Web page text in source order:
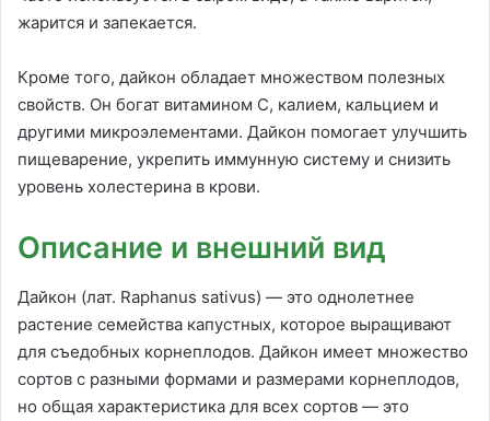
жарится и запекается.
Кроме того, дайкон обладает множеством полезных
свойств. Он богат витамином С, калием, кальцием и
другими микроэлементами. Дайкон помогает улучшить
пищеварение, укрепить иммунную систему и снизить
уровень холестерина в крови.
Описание и внешний вид
Дайкон (лат. Raphanus sativus) — это однолетнее
растение семейства капустных, которое выращивают
для съедобных корнеплодов. Дайкон имеет множество
сортов с разными формами и размерами корнеплодов,
но общая характеристика для всех сортов — это